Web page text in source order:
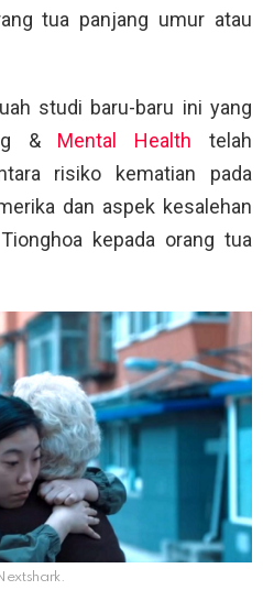
tua panjang umur atau
studi baru-baru ini yang
& Mental Health telah
risiko kematian pada
dan aspek kesalehan
kepada orang tua